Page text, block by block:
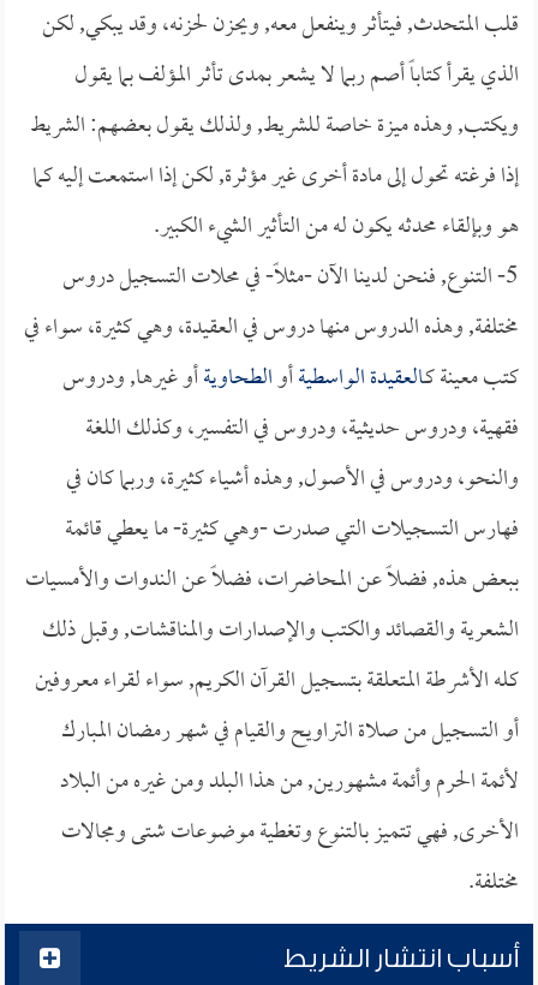
قلب المتحدث, فيتأثر وينفعل معه, ويحزن لحزنه، وقد يبكي, لكن
الذي يقرأ كتاباً أصم ربما لا يشعر بمدى تأثر المؤلف بما يقول
ويكتب, وهذه ميزة خاصة للشريط, ولذلك يقول بعضهم: الشريط
إذا فرغته تحول إلى مادة أخرى غير مؤثرة, لكن إذا استمعت إليه كما
هو وبإلقاء محدثه يكون له من التأثير الشيء الكبير.
5- التنوع, فنحن لدينا الآن -مثلاً- في محلات التسجيل دروس
مختلفة, وهذه الدروس منها دروس في العقيدة، وهي كثيرة، سواء في
كتب معينة كـالعقيدة الواسطيةأوالطحاويةأو غيرها, ودروس
فقهية، ودروس حديثية، ودروس في التفسير، وكذلك اللغة
والنحو، ودروس في الأصول, وهذه أشياء كثيرة، وربما كان في
فهارس التسجيلات التي صدرت -وهي كثيرة- ما يعطي قائمة
ببعض هذه, فضلاً عن المحاضرات، فضلاً عن الندوات والأمسيات
الشعرية والقصائد والكتب والإصدارات والمناقشات, وقبل ذلك
كله الأشرطة المتعلقة بتسجيل القرآن الكريم, سواء لقراء معروفين
أو التسجيل من صلاة التراويح والقيام في شهر رمضان المبارك
لأئمة الحرم وأئمة مشهورين, من هذا البلد ومن غيره من البلاد
الأخرى, فهي تتميز بالتنوع وتغطية موضوعات شتى ومجالات
مختلفة.
أسباب انتشار الشريط